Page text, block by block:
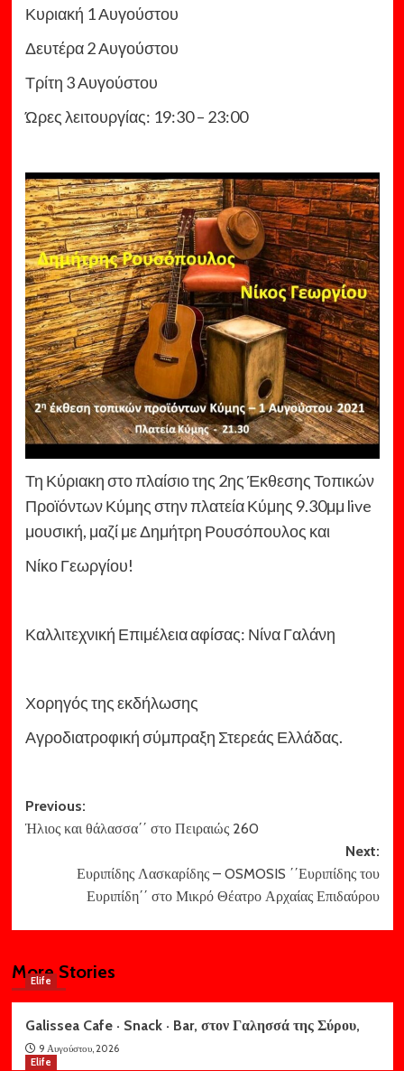
Κυριακή 1 Αυγούστου
Δευτέρα 2 Αυγούστου
Τρίτη 3 Αυγούστου
Ώρες λειτουργίας: 19:30 – 23:00
Τη Κύριακη στο πλαίσιο της 2ης Έκθεσης Τοπικών
Προϊόντων Κύμης στην πλατεία Κύμης 9.30μμ live
μουσική, μαζί με Δημήτρη Ρουσόπουλος και
Νίκο Γεωργίου!
Καλλιτεχνική Επιμέλεια αφίσας: Νίνα Γαλάνη
Χορηγός της εκδήλωσης
Αγροδιατροφική σύμπραξη Στερεάς Ελλάδας.
Post
navigation
Previous:
Ήλιος και θάλασσα΄΄ στο Πειραιώς 260
Next:
Ευριπίδης Λασκαρίδης – OSMOSIS ΄΄Ευριπίδης του
Ευριπίδη΄΄ στο Μικρό Θέατρο Αρχαίας Επιδαύρου
More Stories
Elife
Galissea Cafe · Snack · Bar, στον Γαλησσά της Σύρου,
9 Αυγούστου, 2026
Elife